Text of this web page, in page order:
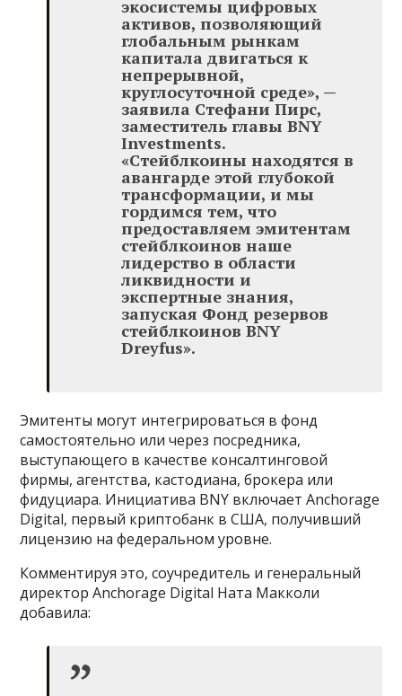
экосистемы цифровых
активов, позволяющий
глобальным рынкам
капитала двигаться к
непрерывной,
круглосуточной среде», —
заявила Стефани Пирс,
заместитель главы BNY
Investments.
«Стейблкоины находятся в
авангарде этой глубокой
трансформации, и мы
гордимся тем, что
предоставляем эмитентам
стейблкоинов наше
лидерство в области
ликвидности и
экспертные знания,
запуская Фонд резервов
стейблкоинов BNY
Dreyfus».
Эмитенты могут интегрироваться в фонд
самостоятельно или через посредника,
выступающего в качестве консалтинговой
фирмы, агентства, кастодиана, брокера или
фидуциара. Инициатива BNY включает Anchorage
Digital, первый криптобанк в США, получивший
лицензию на федеральном уровне.
Комментируя это, соучредитель и генеральный
директор Anchorage Digital Ната Макколи
добавила: